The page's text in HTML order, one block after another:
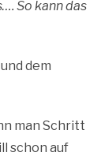
So kann das
dem
man Schritt
schon auf